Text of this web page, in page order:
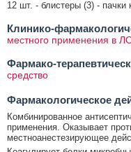
12 шт. - блистеры (3) - пачки
Клинико-
местного применения в
Фармако-
средство
Фармакологическое
Комбинированное
применения. Оказывает
местноанестезирующее